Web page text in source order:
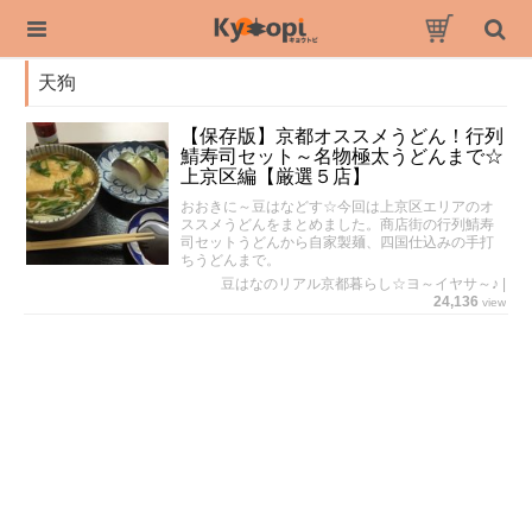
天狗
【保存版】京都オススメうどん！行列
鯖寿司セット～名物極太うどんまで☆
上京区編【厳選５店】
おおきに～豆はなどす☆今回は上京区エリアのオ
ススメうどんをまとめました。商店街の行列鯖寿
司セットうどんから自家製麺、四国仕込みの手打
ちうどんまで。
豆はなのリアル京都暮らし☆ヨ～イヤサ～♪
24,136 view